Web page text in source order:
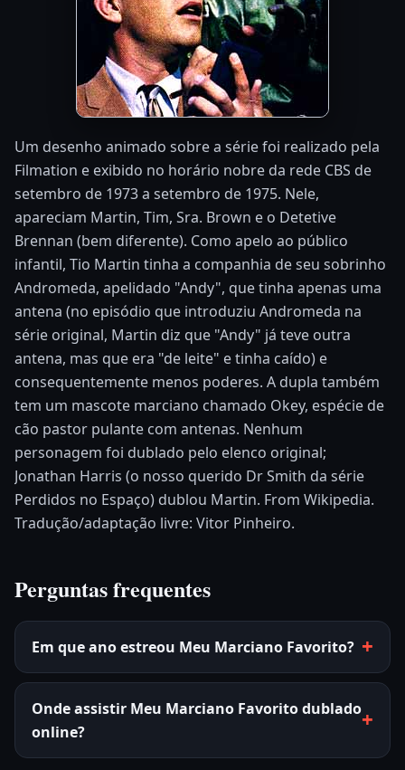
Um desenho animado sobre a série foi realizado pela
Filmation e exibido no horário nobre da rede CBS de
setembro de 1973 a setembro de 1975. Nele,
apareciam Martin, Tim, Sra. Brown e o Detetive
Brennan (bem diferente). Como apelo ao público
infantil, Tio Martin tinha a companhia de seu sobrinho
Andromeda, apelidado "Andy", que tinha apenas uma
antena (no episódio que introduziu Andromeda na
série original, Martin diz que "Andy" já teve outra
antena, mas que era "de leite" e tinha caído) e
consequentemente menos poderes. A dupla também
tem um mascote marciano chamado Okey, espécie de
cão pastor pulante com antenas. Nenhum
personagem foi dublado pelo elenco original;
Jonathan Harris (o nosso querido Dr Smith da série
Perdidos no Espaço) dublou Martin. From Wikipedia.
Tradução/adaptação livre: Vitor Pinheiro.
Perguntas frequentes
Em que ano estreou Meu Marciano Favorito?
Onde assistir Meu Marciano Favorito dublado
online?